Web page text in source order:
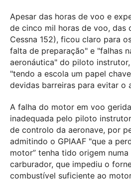
Apesar das horas de voo e
de cinco mil horas de voo, das
Cessna 152), ficou claro para
falta de preparação" e "falhas
aeronáutica" do piloto
"tendo a escola um papel
devidas barreiras para evitar o
A falha do motor em voo
inadequada pelo piloto
de controlo da aeronave, por
admitindo o GPIAAF "que a
motor” tenha tido origem
carburador, que impediu o
combustível suficiente ao